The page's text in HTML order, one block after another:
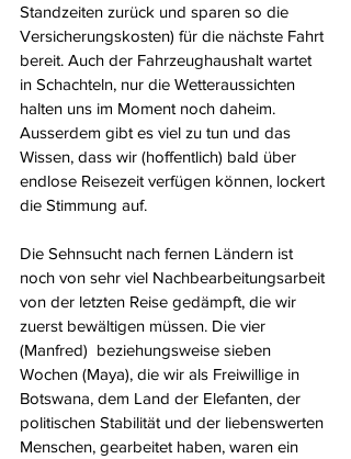
Standzeiten zurück und sparen so die
Versicherungskosten) für die nächste Fahrt
bereit. Auch der Fahrzeughaushalt wartet
in Schachteln, nur die Wetteraussichten
halten uns im Moment noch daheim.
Ausserdem gibt es viel zu tun und das
Wissen, dass wir (hoffentlich) bald über
endlose Reisezeit verfügen können, lockert
die Stimmung auf.
Die Sehnsucht nach fernen Ländern ist
noch von sehr viel Nachbearbeitungsarbeit
von der letzten Reise gedämpft, die wir
zuerst bewältigen müssen. Die vier
(Manfred)  beziehungsweise sieben
Wochen (Maya), die wir als Freiwillige in
Botswana, dem Land der Elefanten, der
politischen Stabilität und der liebenswerten
Menschen, gearbeitet haben, waren ein